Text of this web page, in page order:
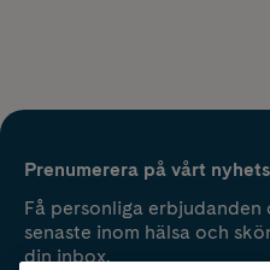
Prenumerera på vårt
Få personliga erbjudanden
senaste inom hälsa och
din inbox.